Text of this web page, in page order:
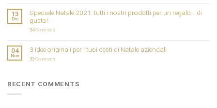
13
Dic
Speciale Natale 2021: tutti i nostri prodotti per un regalo… di
gusto!
34Commenti
04
Nov
3 idee originali per i tuoi cesti di Natale aziendali
33Commenti
RECENT COMMENTS